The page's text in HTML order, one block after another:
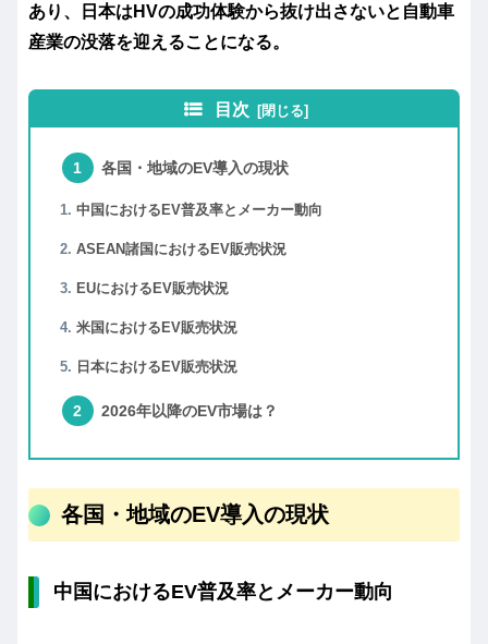
あり、日本はHVの成功体験から抜け出さないと自動車
産業の没落を迎えることになる。
目次
各国・地域のEV導入の現状
中国におけるEV普及率とメーカー動向
ASEAN諸国におけるEV販売状況
EUにおけるEV販売状況
米国におけるEV販売状況
日本におけるEV販売状況
2026年以降のEV市場は？
各国・地域のEV導入の現状
中国におけるEV普及率とメーカー動向